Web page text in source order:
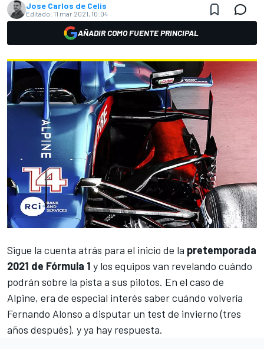
Jose Carlos de Celis
Editado: 11 mar 2021, 10:04
AÑADIR COMO FUENTE PRINCIPAL
Sigue la cuenta atrás para el inicio de la pretemporada
2021 de Fórmula 1 y los equipos van revelando cuándo
podrán sobre la pista a sus pilotos. En el caso de
Alpine, era de especial interés saber cuándo volvería
Fernando Alonso a disputar un test de invierno (tres
años después), y ya hay respuesta.